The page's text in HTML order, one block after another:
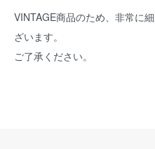
VINTAGE商品のため、非常に
ざいます。
ご了承ください。